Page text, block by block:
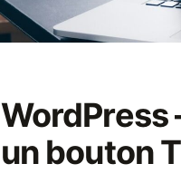
WordPress
un bouton